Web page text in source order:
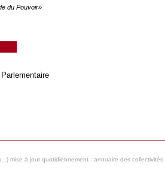
du Pouvoir»
mise à jour quotidiennement : annuaire des